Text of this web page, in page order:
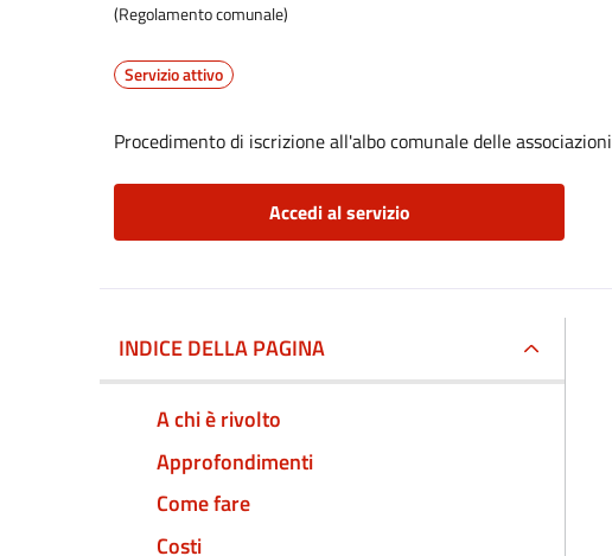
(Regolamento comunale)
Servizio attivo
Procedimento di iscrizione all'albo comunale delle associazioni
Accedi al servizio
INDICE DELLA PAGINA
A chi è rivolto
Approfondimenti
Come fare
Costi